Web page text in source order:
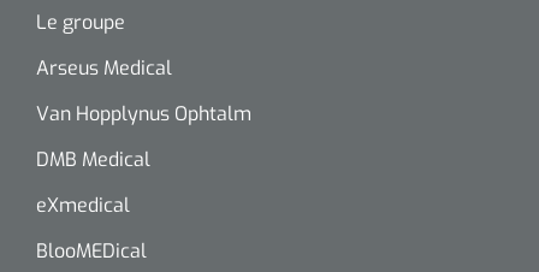
Le groupe
Arseus Medical
Van Hopplynus Ophtalm
DMB Medical
eXmedical
BlooMEDical